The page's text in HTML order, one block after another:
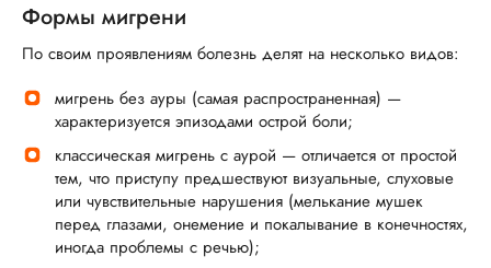
Формы мигрени
По своим проявлениям болезнь делят на несколько видов:
мигрень без ауры (самая распространенная) —
характеризуется эпизодами острой боли;
классическая мигрень с аурой — отличается от простой
тем, что приступу предшествуют визуальные, слуховые
или чувствительные нарушения (мелькание мушек
перед глазами, онемение и покалывание в конечностях,
иногда проблемы с речью);